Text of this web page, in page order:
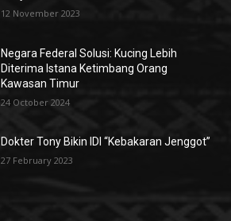
12 November 2023
Negara Federal Solusi: Kucing Lebih
Diterima Istana Ketimbang Orang
Kawasan Timur
24 October 2024
Dokter Tony Bikin IDI “Kebakaran Jenggot”
27 February 2023